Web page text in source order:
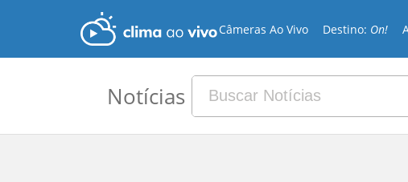
Câmeras Ao Vivo Destino: On!
Notícias